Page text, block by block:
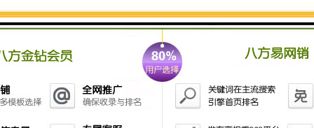
质量控制。
从选材开始，仿真草坪需具备抗紫外线、耐磨损、阻燃
等特性，以确保长期户外使用的稳定性；支撑结构则多
采用镀锌钢材或轻质合金，兼顾强度与防腐能力。
生产过程中，通过标准化切割、复合与固定工艺，确保